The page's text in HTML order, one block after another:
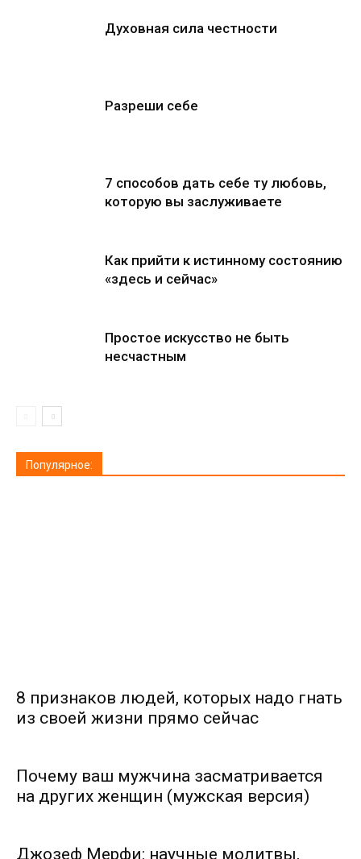
Духовная сила честности
Разреши себе
7 способов дать себе ту любовь,
которую вы заслуживаете
Как прийти к истинному состоянию
«здесь и сейчас»
Простое искусство не быть
несчастным
Популярное:
8 признаков людей, которых надо гнать
из своей жизни прямо сейчас
Почему ваш мужчина засматривается
на других женщин (мужская версия)
Джозеф Мерфи: научные молитвы,